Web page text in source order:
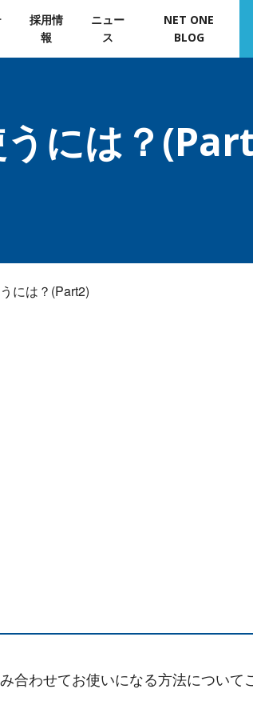
採用情
報
ニュー
ス
NET ONE
BLOG
には？
には？(Part2)
わせてお使いになる方法について